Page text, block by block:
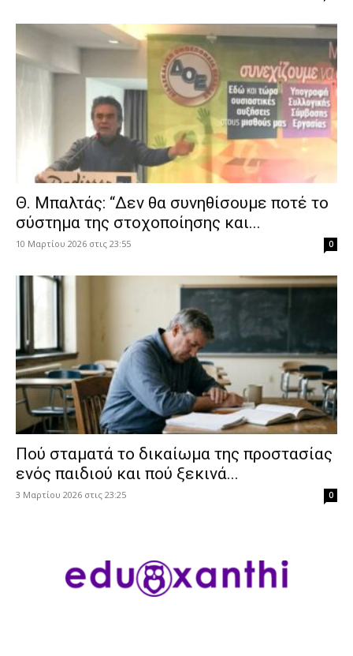
Θ. Μπαλτάς: “Δεν θα συνηθίσουμε ποτέ το
σύστημα της στοχοποίησης και...
10 Μαρτίου 2026 στις 23:55 0
Πού σταματά το δικαίωμα της προστασίας
ενός παιδιού και πού ξεκινά...
3 Μαρτίου 2026 στις 23:25 0